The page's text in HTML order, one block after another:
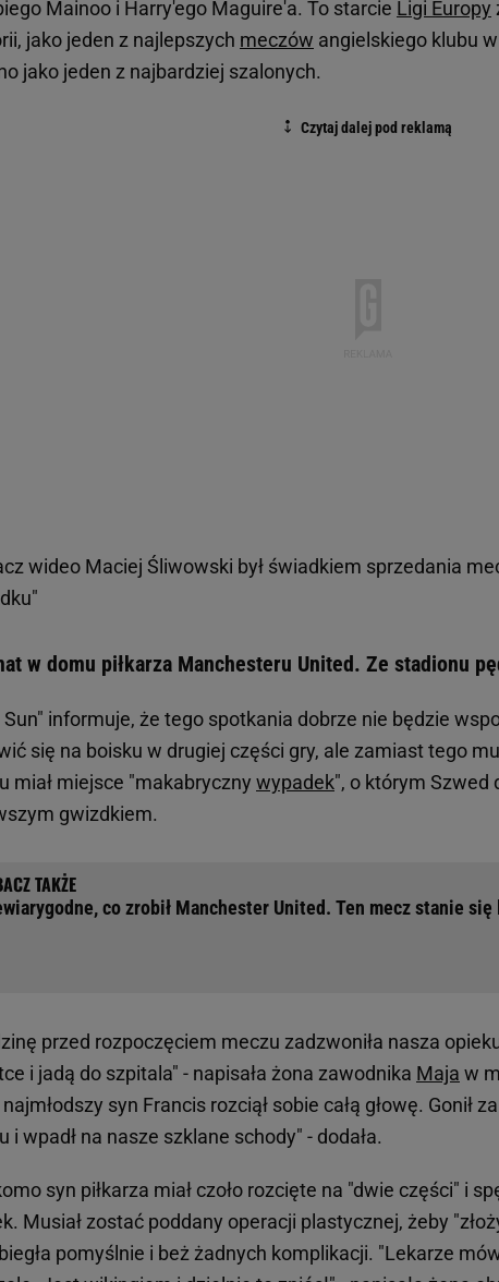
Mainoo i Harry'ego Maguire'a. To starcie Ligi Europy
jako jeden z najlepszych meczów angielskiego klubu
jako jeden z najbardziej szalonych.
wideo Maciej Śliwowski był świadkiem sprzedania
w domu piłkarza Manchesteru United. Ze stadionu
Sun" informuje, że tego spotkania dobrze nie będzie
się na boisku w drugiej części gry, ale zamiast tego
miał miejsce "makabryczny wypadek", o którym Szwed
gwizdkiem.
co zrobił Manchester United. Ten mecz stanie się
przed rozpoczęciem meczu zadzwoniła nasza
i jadą do szpitala" - napisała żona zawodnika Maja w
syn Francis rozciął sobie całą głowę. Gonił
i wpadł na nasze szklane schody" - dodała.
syn piłkarza miał czoło rozcięte na "dwie części" i
Musiał zostać poddany operacji plastycznej, żeby
pomyślnie i beż żadnych komplikacji. "Lekarze